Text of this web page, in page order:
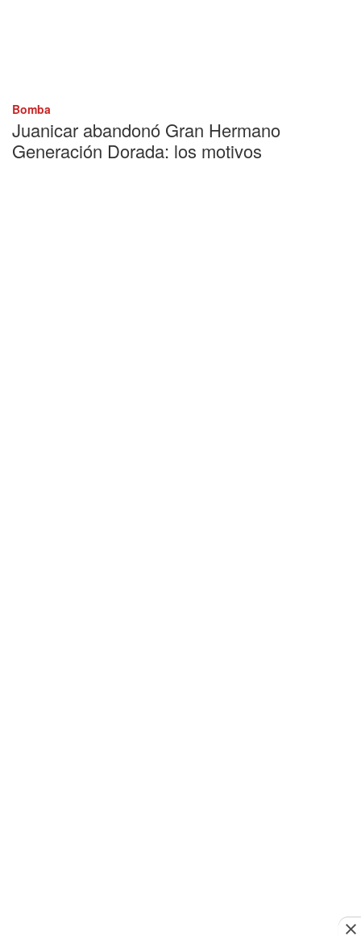
Bomba
Juanicar abandonó Gran Hermano
Generación Dorada: los motivos